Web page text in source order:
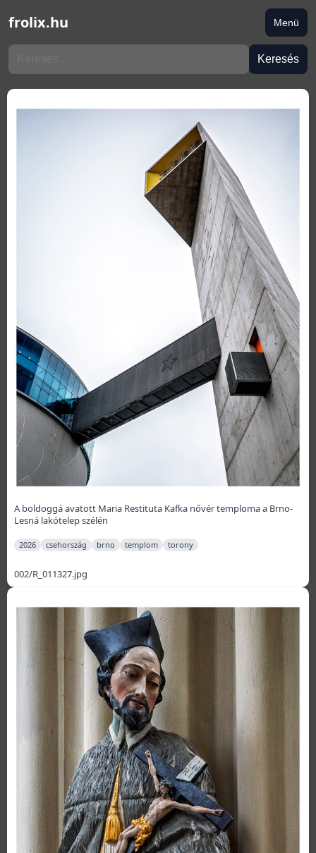
frolix.hu
Keresés
Menü
A boldoggá avatott Maria Restituta Kafka nővér temploma a Brno-
Lesná lakótelep szélén
2026 csehország brno templom torony
002/R_011327.jpg